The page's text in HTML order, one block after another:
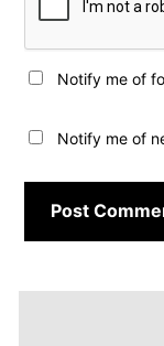
Notify me of
Notify me of